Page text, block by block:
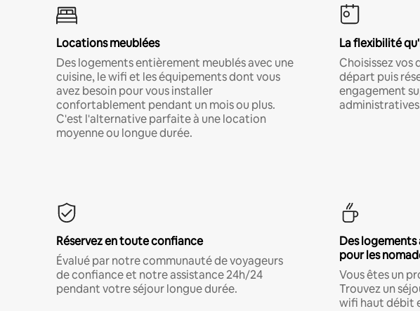
Locations meublées
Des logements entièrement meublés avec une
cuisine, le wifi et les équipements dont vous
avez besoin pour vous installer
confortablement pendant un mois ou plus.
C'est l'alternative parfaite à une location
moyenne ou longue durée.
La flexibilité
Choisissez vos
départ puis
engagement
Réservez en toute confiance
Évalué par notre communauté de voyageurs
de confiance et notre assistance 24h/24
pendant votre séjour longue durée.
Des
pour les
Vous êtes un
Trouvez un
wifi haut débit